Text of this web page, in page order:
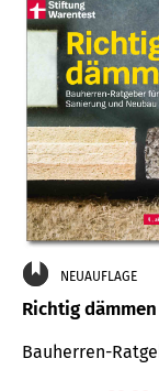
NEUAUFLAGE
Richtig dämmen
Bauherren-